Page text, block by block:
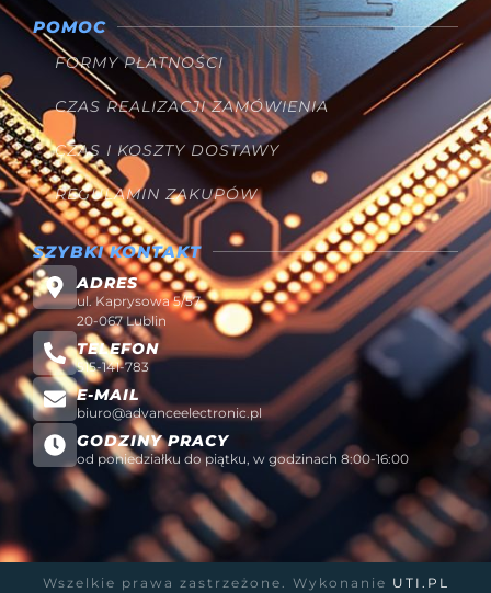
POMOC
FORMY PŁATNOŚCI
CZAS REALIZACJI ZAMÓWIENIA
CZAS I KOSZTY DOSTAWY
REGULAMIN ZAKUPÓW
SZYBKI KONTAKT
ADRES
ul. Kaprysowa 5/57
20-067 Lublin
TELEFON
515-141-783
E-MAIL
biuro@advanceelectronic.pl
GODZINY PRACY
od poniedziałku do piątku, w godzinach 8:00-16:00
Wszelkie prawa zastrzeżone. Wykonanie UTI.PL